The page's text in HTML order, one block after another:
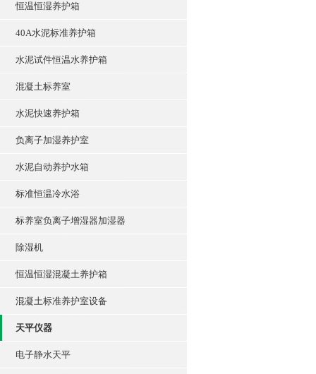
恒温恒湿养护箱
40A水泥标准养护箱
水泥试件恒温水养护箱
混凝土标养室
水泥快速养护箱
负离子加湿养护室
水泥自动养护水箱
标准恒温冷水浴
标养室负离子增湿器加湿器
除湿机
恒温恒湿混凝土养护箱
混凝土标准养护室设备
天平仪器
电子静水天平